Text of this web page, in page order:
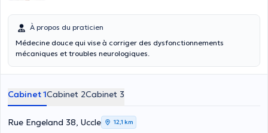
À propos du praticien
Médecine douce qui vise à corriger des dysfonctionnements
mécaniques et troubles neurologiques.
Cabinet 1Cabinet 2Cabinet 3
Rue Engeland 38, Uccle 12,1 km